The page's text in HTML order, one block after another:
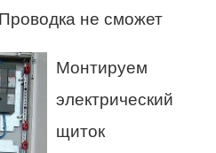
не сможет
Монтируем
электрический
щиток